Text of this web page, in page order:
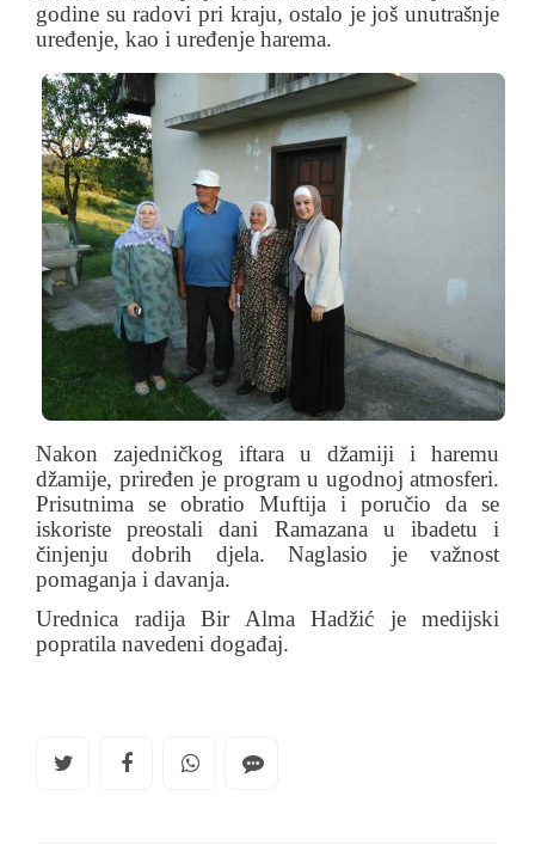
godine su radovi pri kraju, ostalo je još unutrašnje
uređenje, kao i uređenje harema.
Nakon zajedničkog iftara u džamiji i haremu
džamije, priređen je program u ugodnoj atmosferi.
Prisutnima se obratio Muftija i poručio da se
iskoriste preostali dani Ramazana u ibadetu i
činjenju dobrih djela. Naglasio je važnost
pomaganja i davanja.
Urednica radija Bir Alma Hadžić je medijski
popratila navedeni događaj.